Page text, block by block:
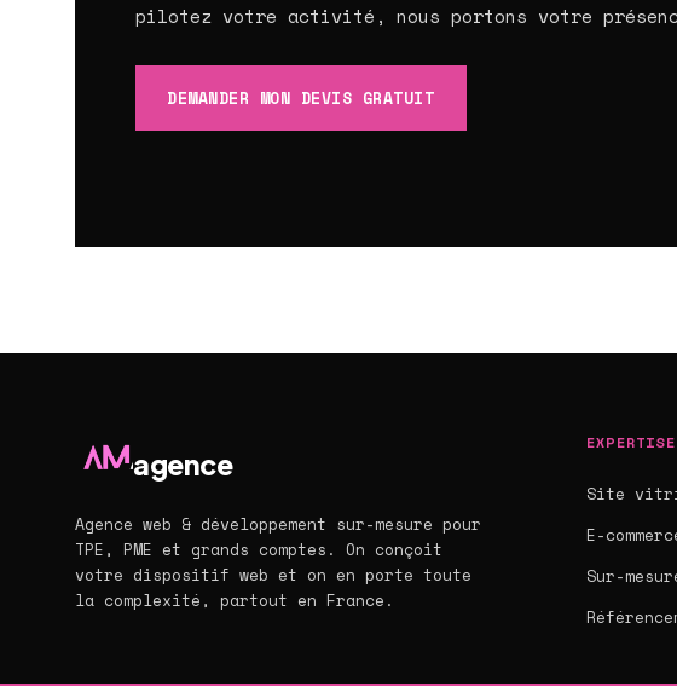
pilotez votre activité, nous portons votre
DEMANDER MON DEVIS GRATUIT
agence
Agence web & développement sur-mesure pour
TPE, PME et grands comptes. On conçoit
votre dispositif web et on en porte toute
la complexité, partout en France.
Site
E-
Sur-